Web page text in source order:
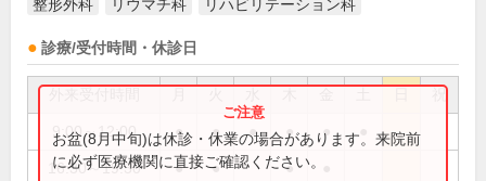
整形外科 リウマチ科 リハビリテーション科
診療/受付時間・休診日
祝
9:00～12:00 ● ● ● ● ●
16:30～19:30 ● ● ●
お盆(8月中旬)は休診・休業の場合があります。来院前
に必ず医療機関に直接ご確認ください。